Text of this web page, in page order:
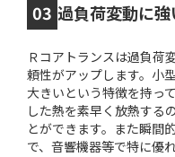
03 過負荷変動に強
Ｒコアトランスは過負荷
頼性がアップします。小
大きいという特徴を持っ
した熱を素早く放熱する
とができます。また瞬間
で、音響機器等で特に優